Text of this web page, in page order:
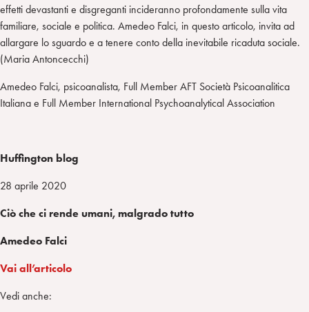
effetti devastanti e disgreganti incideranno profondamente sulla vita
familiare, sociale e politica. Amedeo Falci, in questo articolo, invita ad
allargare lo sguardo e a tenere conto della inevitabile ricaduta sociale.
(Maria Antoncecchi)
Amedeo Falci, psicoanalista, Full Member AFT Società Psicoanalitica
Italiana e Full Member International Psychoanalytical Association
Huffington blog
28 aprile 2020
Ciò che ci rende umani, malgrado tutto
Amedeo Falci
Vai all’articolo
Vedi anche: